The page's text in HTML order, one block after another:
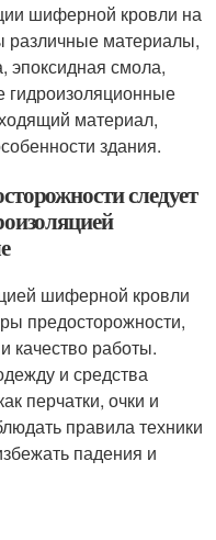
шиферной кровли на
различные материалы,
эпоксидная смола,
гидроизоляционные
материал,
здания.
следует
шиферной кровли
предосторожности,
качество работы.
и средства
перчатки, очки и
правила техники
падения и